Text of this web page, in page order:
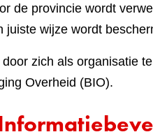
de provincie wordt
juiste wijze wordt
zich als organisatie
Overheid (BIO).